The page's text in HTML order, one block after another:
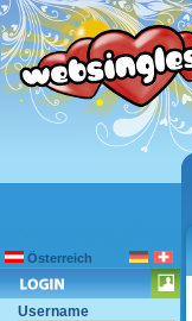
Österreich
Username